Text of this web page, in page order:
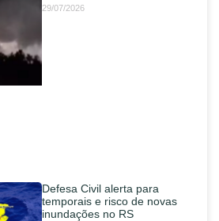
29/07/2026
Defesa Civil alerta para
temporais e risco de novas
inundações no RS